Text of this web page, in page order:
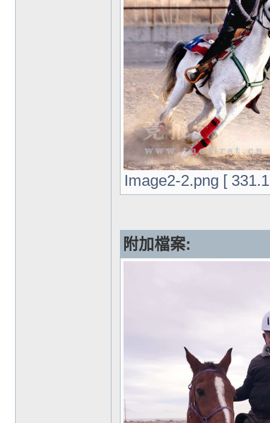
Image2-2.png [
附加檔案: